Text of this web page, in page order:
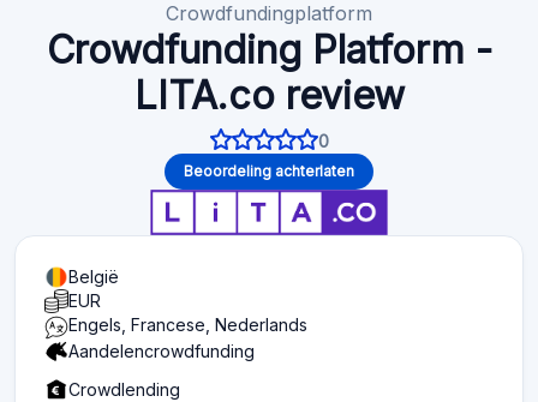
Crowdfundingplatform
Crowdfunding Platform -
LITA.co review
0
Beoordeling achterlaten
België
EUR
Engels, Francese, Nederlands
Aandelencrowdfunding
Crowdlending